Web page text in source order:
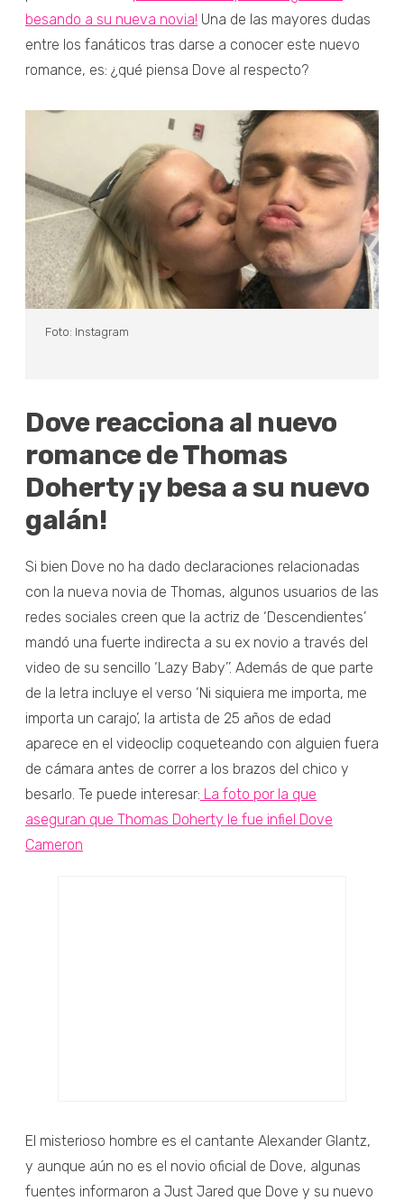
besando a su nueva novia! Una de las mayores dudas
entre los fanáticos tras darse a conocer este nuevo
romance, es: ¿qué piensa Dove al respecto?
Foto: Instagram
Dove reacciona al nuevo
romance de Thomas
Doherty ¡y besa a su nuevo
galán!
Si bien Dove no ha dado declaraciones relacionadas
con la nueva novia de Thomas, algunos usuarios de las
redes sociales creen que la actriz de ‘Descendientes’
mandó una fuerte indirecta a su ex novio a través del
video de su sencillo ‘Lazy Baby’’. Además de que parte
de la letra incluye el verso ‘Ni siquiera me importa, me
importa un carajo’, la artista de 25 años de edad
aparece en el videoclip coqueteando con alguien fuera
de cámara antes de correr a los brazos del chico y
besarlo. Te puede interesar: La foto por la que
aseguran que Thomas Doherty le fue infiel Dove
Cameron
El misterioso hombre es el cantante Alexander Glantz,
y aunque aún no es el novio oficial de Dove, algunas
fuentes informaron a Just Jared que Dove y su nuevo